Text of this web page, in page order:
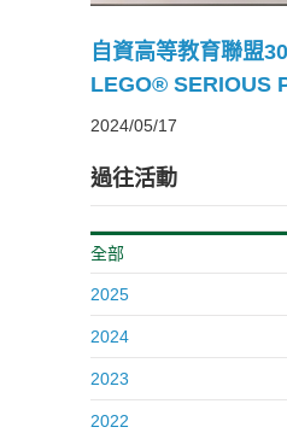
自資高等教育聯盟
LEGO® SERIOUS
2024/05/17
過往活動
全部
2025
2024
2023
2022